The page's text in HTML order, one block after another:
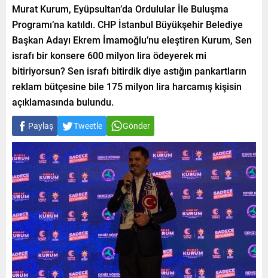
Murat Kurum, Eyüpsultan’da Ordulular İle Buluşma
Programı’na katıldı. CHP İstanbul Büyükşehir Belediye
Başkan Adayı Ekrem İmamoğlu’nu eleştiren Kurum, Sen
israfı bir konsere 600 milyon lira ödeyerek mi
bitiriyorsun? Sen israfı bitirdik diye astığın pankartların
reklam bütçesine bile 175 milyon lira harcamış kişisin
açıklamasında bulundu.
Paylaş Tweetle Gönder